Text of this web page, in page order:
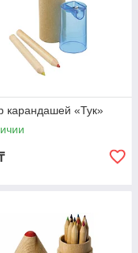
карандашей «Тук»